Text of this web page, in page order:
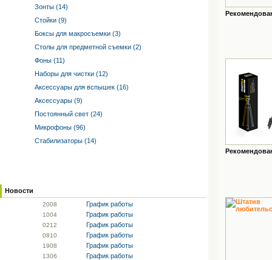
Зонты (14)
Стойки (9)
Боксы для макросъемки (3)
Столы для предметной съемки (2)
Фоны (11)
Наборы для чистки (12)
Аксессуары для вспышек (16)
Аксессуары (9)
Постоянный свет (24)
Микрофоны (96)
Стабилизаторы (14)
Новости
2008 График работы
1004 График работы
0212 График работы
0810 График работы
1908 График работы
1306 График работы